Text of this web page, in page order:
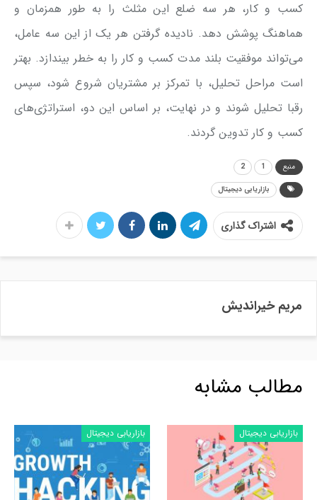
کسب و کار، هر سه ضلع این مثلث را به طور همزمان و
هماهنگ پوشش دهد. نادیده گرفتن هر یک از این سه عامل،
می‌تواند موفقیت بلند مدت کسب ‌و کار را به خطر بیندازد. بهتر
است مراحل تحلیل، با تمرکز بر مشتریان شروع شود، سپس
رقبا تحلیل شوند و در نهایت، بر اساس این دو، استراتژی‌های
کسب و کار تدوین گردند.
منبع 1
2
بازاریابی دیجیتال
اشتراک گذاری
مریم خیراندیش
مطالب مشابه
بازاریابی دیجیتال بازاریابی دیجیتال